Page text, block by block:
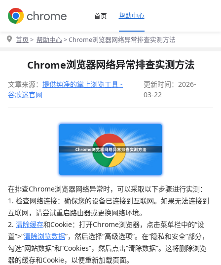
首页 帮助中心
首页 > 帮助中心> Chrome浏览器网络异常排查实测方法
Chrome浏览器网络异常排查实测方法
文章来源： 提供纯净的掌上浏览工具 -
谷歌迷官网
更新时间：2026-
03-22
在排查Chrome浏览器网络异常时，可以采取以下步骤进行实测：
1. 检查网络连接：确保您的设备已连接到互联网。如果无法连接到
互联网，请尝试重启路由器或更换网络环境。
2. 清除缓存和Cookie：打开Chrome浏览器，点击菜单栏中的“设
置”>“清除浏览数据”，然后选择“高级选项”。在“隐私和安全”部分，
勾选“网站数据”和“Cookies”，然后点击“清除数据”。这将删除浏览
器的缓存和Cookie，以便重新加载页面。